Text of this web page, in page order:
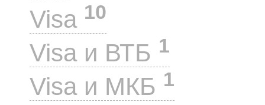
Visa 10
Visa и ВТБ 1
Visa и МКБ 1